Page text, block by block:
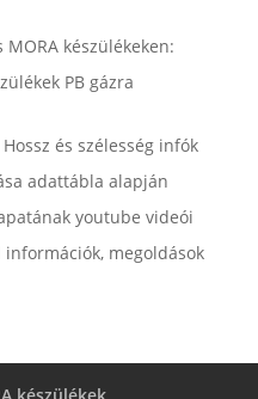
készülékeken:
PB gázra
és szélesség infók
adattábla alapján
youtube videói
megoldások